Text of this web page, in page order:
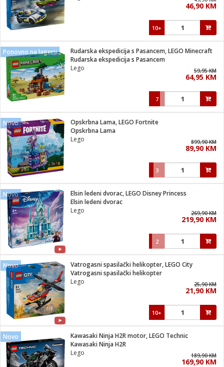
46,90 KM
10+
Ponovno na lageru
Rudarska ekspedicija s Pasancem, LEGO Minecraft
Rudarska ekspedicija s Pasancem
Lego
59,95 KM
64,95 KM
7
Novo
Opskrbna Lama, LEGO Fortnite
Opskrbna Lama
Lego
899,90 KM
89,90 KM
3
Novo
Elsin ledeni dvorac, LEGO Disney Princess
Elsin ledeni dvorac
Lego
269,90 KM
219,90 KM
2
Novo
Vatrogasni spasilački helikopter, LEGO City
Vatrogasni spasilački helikopter
Lego
25,90 KM
21,90 KM
10+
Novo
Kawasaki Ninja H2R motor, LEGO Technic
Kawasaki Ninja H2R
Lego
189,90 KM
169,90 KM